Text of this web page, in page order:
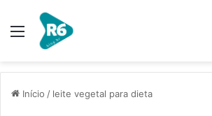
Menu
Início / leite vegetal para dieta